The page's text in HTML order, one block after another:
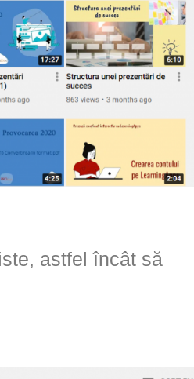
astfel încât să